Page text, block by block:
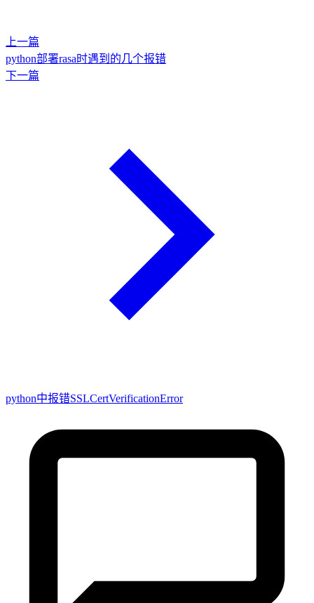
上一篇
python部署rasa时遇到的几个报错
下一篇
python中报错SSLCertVerificationError